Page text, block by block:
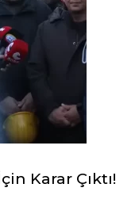
Karar Çıktı!